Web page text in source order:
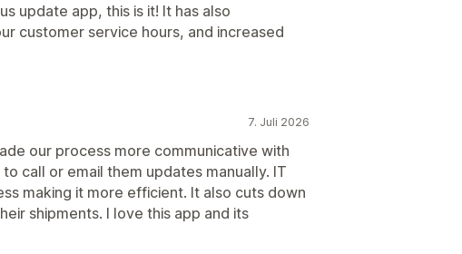
update app, this is it! It has also
customer service hours, and increased
7. Juli 2026
our process more communicative with
call or email them updates manually. IT
making it more efficient. It also cuts down
shipments. I love this app and its